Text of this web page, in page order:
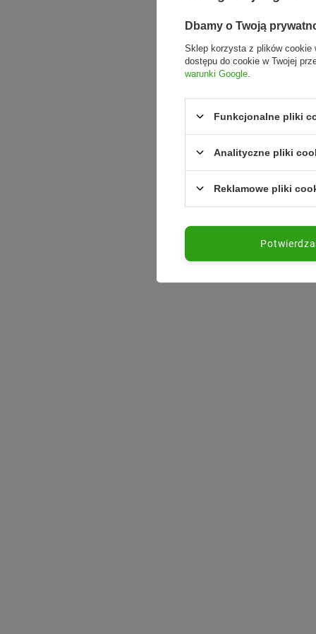
Dbamy o Twoją
Sklep korzysta z plików cookie
dostępu do cookie w Twojej
warunki Google
Funkcjonalne pliki
Analityczne pliki
Reklamowe pliki